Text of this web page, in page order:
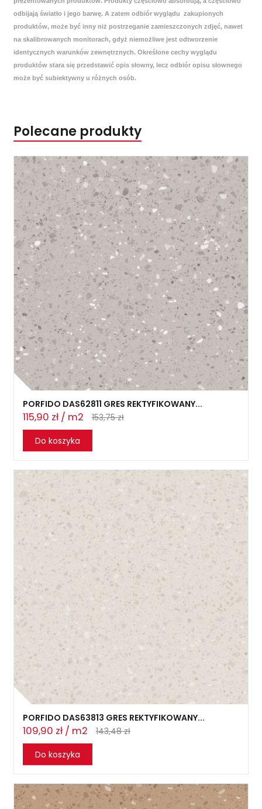
odbijają światło i jego barwę. A zatem odbiór wyglądu zakupionych
produktów, może być inny niż postrzeganie zamieszczonych zdjęć, nawet
na skalibrowanych monitorach, gdyż niemożliwe jest odtworzenie
identycznych warunków zewnętrznych. Określone cechy wyglądu
produktów stara się przedstawić opis słowny, lecz odbiór opisu słownego
może być subiektywny u różnych osób.
Polecane produkty
PORFIDO DAS62811 GRES REKTYFIKOWANY...
115,90 zł / m2
153,75 zł
Do koszyka
PORFIDO DAS63813 GRES REKTYFIKOWANY...
109,90 zł / m2
143,48 zł
Do koszyka